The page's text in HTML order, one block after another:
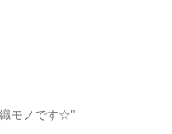
モノです☆″